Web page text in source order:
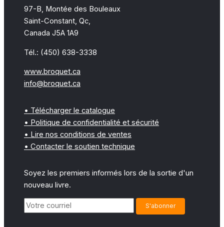
97-B, Montée des Bouleaux
Saint-Constant, Qc,
Canada J5A 1A9
Tél.: (450) 638-3338
www.broquet.ca
info@broquet.ca
• Télécharger le catalogue
• Politique de confidentialité et sécurité
• Lire nos conditions de ventes
• Contacter le soutien technique
Soyez les premiers informés lors de la sortie d'un
nouveau livre.